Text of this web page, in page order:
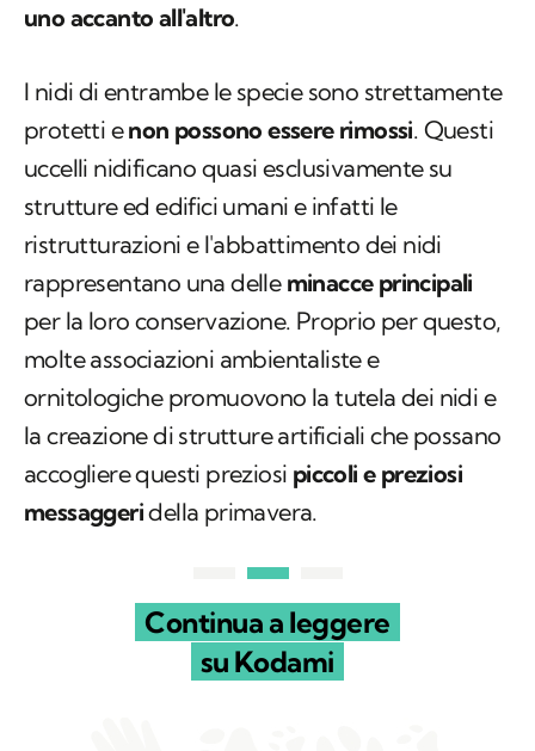
uno accanto all'altro.
I nidi di entrambe le specie sono strettamente
protetti enon possono essere rimossi. Questi
uccelli nidificano quasi esclusivamente su
strutture ed edifici umani e infatti le
ristrutturazioni e l'abbattimento dei nidi
rappresentano una delle minacce principali
per la loro conservazione. Proprio per questo,
molte associazioni ambientaliste e
ornitologiche promuovono la tutela dei nidi e
la creazione di strutture artificiali che possano
accogliere questi preziosi piccoli e preziosi
messaggeridella primavera.
Continua a leggere
su Kodami